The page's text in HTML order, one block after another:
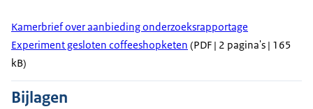
Kamerbrief over aanbieding onderzoeksrapportage
Experiment gesloten coffeeshopketen (PDF | 2 pagina's | 165
kB)
Bijlagen